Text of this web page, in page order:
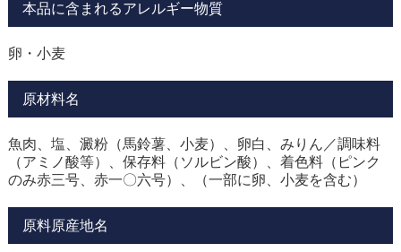
本品に含まれるアレルギー物質
卵・小麦
原材料名
魚肉、塩、澱粉（馬鈴薯、小麦）、卵白、みりん／調味料
（アミノ酸等）、保存料（ソルビン酸）、着色料（ピンク
のみ赤三号、赤一〇六号）、（一部に卵、小麦を含む）
原料原産地名